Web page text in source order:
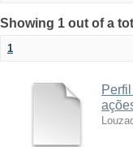
Showing 1 out of a
1